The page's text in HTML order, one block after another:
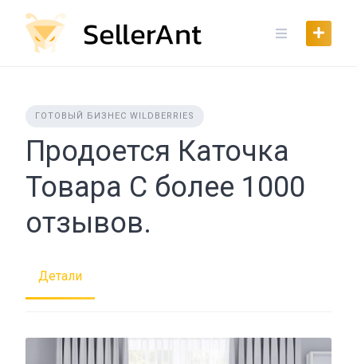
content
ГОТОВЫЙ БИЗНЕС WILDBERRIES
Продоется Каточка
Товара С более 1000
отзывов.
Детали